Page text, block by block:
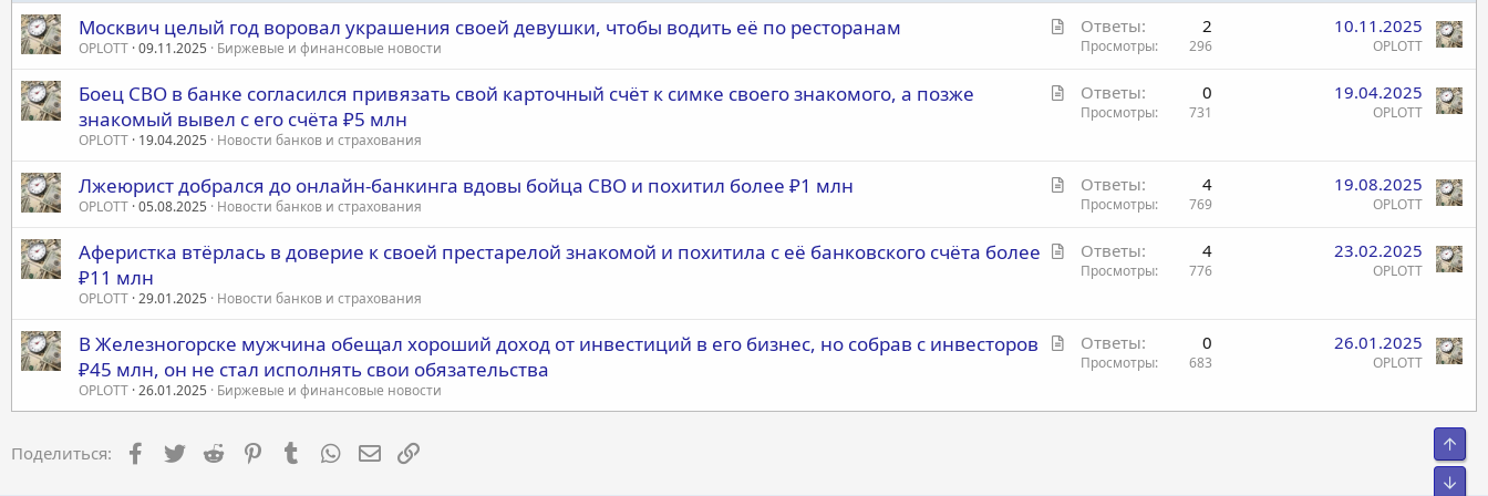
С
т
Москвич целый год воровал украшения своей девушки, чтобы водить её по ресторанам
OPLOTT 09.11.2025 Биржевые и финансовые новости
Ответы 2
Просмотры 296
10.11.2025
OPLOTT
С
ь
Боец СВО в банке согласился привязать свой карточный счёт к симке своего знакомого, а позже
знакомый вывел с его счёта ₽5 млн
OPLOTT 19.04.2025 Новости банков и страхования
Ответы 0
Просмотры 731
19.04.2025
OPLOTT
С
т
Лжеюрист добрался до онлайн-банкинга вдовы бойца СВО и похитил более ₽1 млн
OPLOTT 05.08.2025 Новости банков и страхования
Ответы 4
Просмотры 769
19.08.2025
OPLOTT
С
ь
Аферистка втёрлась в доверие к своей престарелой знакомой и похитила с её банковского счёта более
₽11 млн
OPLOTT 29.01.2025 Новости банков и страхования
Ответы 4
Просмотры 776
23.02.2025
OPLOTT
С
т
В Железногорске мужчина обещал хороший доход от инвестиций в его бизнес, но собрав с инвесторов
₽45 млн, он не стал исполнять свои обязательства
OPLOTT 26.01.2025 Биржевые и финансовые новости
Ответы 0
Просмотры 683
26.01.2025
OPLOTT
Поделиться: Facebook
Twitter Reddit PinterestTumblrWhatsAppЭлектронная почта